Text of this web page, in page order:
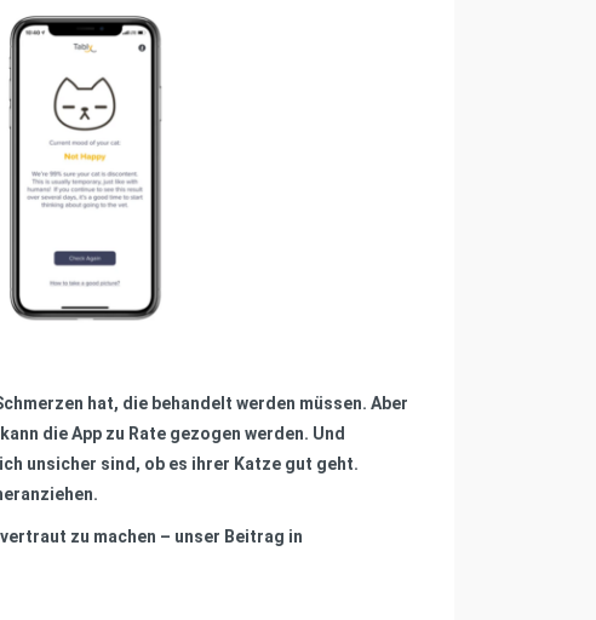
hat, die behandelt werden müssen. Aber
die App zu Rate gezogen werden. Und
unsicher sind, ob es ihrer Katze gut geht.
zu machen – unser Beitrag in